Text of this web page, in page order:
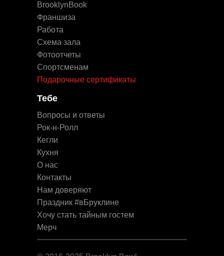
Работа
Кегли
Спортсменам
Кухня
Фотоотчеты
Рок-н-Ролл
Схема зала
О нас
Мерч
Праздник #вБруклине
Нам доверяют
Контакты
Франшиза
Подарочные сертификаты
Вопросы и ответы
Хочу стать тайным гостем
Тебе
BrooklynBook